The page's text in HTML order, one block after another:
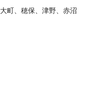
大町、穂保、津野、赤沼